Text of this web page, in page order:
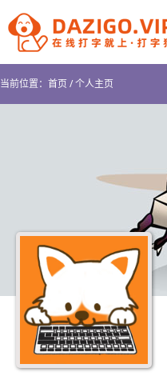
当前位置： 首页/个人主页